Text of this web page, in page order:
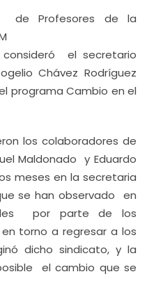
de Profesores de la
el secretario
Chávez Rodríguez
programa Cambio en el
los colaboradores de
Maldonado y Eduardo
meses en la secretaria
se han observado en
por parte de los
torno a regresar a los
dicho sindicato, y la
el cambio que se